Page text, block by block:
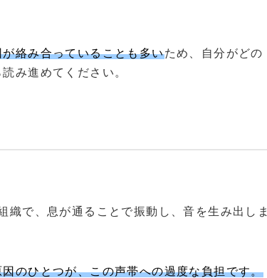
絡み合っていることも多いため、自分がどの
み進めてください。
織で、息が通ることで振動し、音を生み出しま
のひとつが、この声帯への過度な負担です。